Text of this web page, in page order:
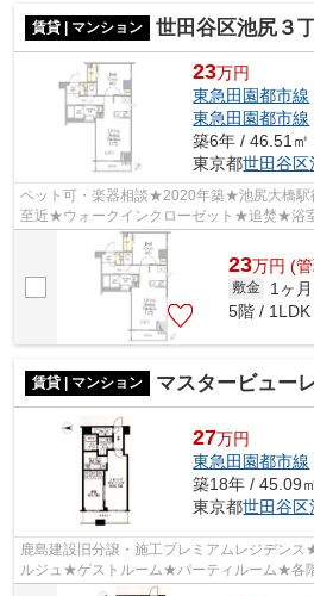
賃貸 | マンション 世田谷区池尻３
23万円
東急田園都市線
東急田園都市線
築6年 / 46.51㎡
東京都世田谷区
ペット可・楽器相談★2020年築★池尻大橋
至近★ウォークインクローゼット★追焚★浴
BOX★24時間ゴミ出し可★
23万円 (
敷金 1ヶ月
5階 /
賃貸 | マンション マスタービュー
27万円
東急田園都市線
築18年 / 45.09
東京都世田谷区
鹿島建設旧分譲・施工プレミアムレジデン
ルジュ★ゲストルーム★パーティルーム★各